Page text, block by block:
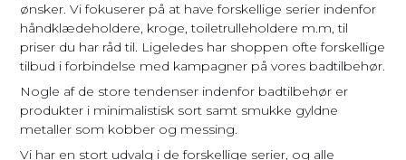
ønsker. Vi fokuserer på at have forskellige serier indenfor
håndklædeholdere, kroge, toiletrulleholdere m.m, til
priser du har råd til. Ligeledes har shoppen ofte forskellige
tilbud i forbindelse med kampagner på vores badtilbehør.
Nogle af de store tendenser indenfor badtilbehør er
produkter i minimalistisk sort samt smukke gyldne
metaller som kobber og messing.
Vi har en stort udvalg i de forskellige serier, og alle